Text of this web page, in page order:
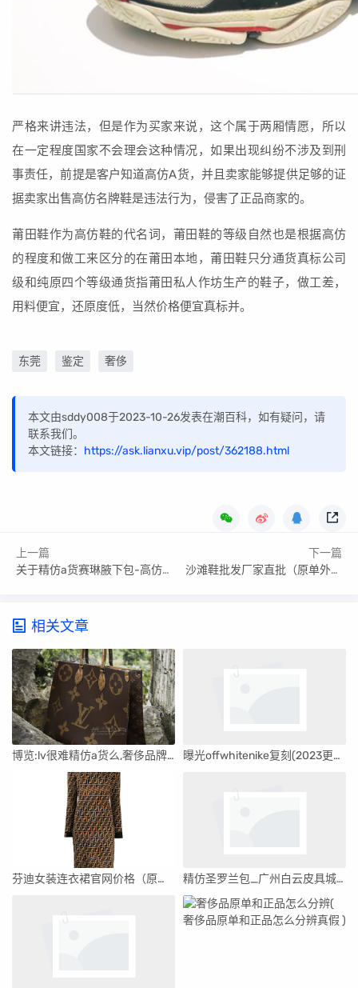
严格来讲违法，但是作为买家来说，这个属于两厢情愿，所以
在一定程度国家不会理会这种情况，如果出现纠纷不涉及到刑
事责任，前提是客户知道高仿A货，并且卖家能够提供足够的证
据卖家出售高仿名牌鞋是违法行为，侵害了正品商家的。
莆田鞋作为高仿鞋的代名词，莆田鞋的等级自然也是根据高仿
的程度和做工来区分的在莆田本地，莆田鞋只分通货真标公司
级和纯原四个等级通货指莆田私人作坊生产的鞋子，做工差，
用料便宜，还原度低，当然价格便宜真标并。
东莞 鉴定 奢侈
本文由sddy008于2023-10-26发表在潮百科，如有疑问，请
联系我们。
本文链接： https://ask.lianxu.vip/post/362188.html
上一篇
关于精仿a货赛琳腋下包-高仿赛琳包多少钱一个
下一篇
沙滩鞋批发厂家直批（原单外贸沙滩鞋）
相关文章
博览:lv很难精仿a货么,奢侈品牌知识大全 曝光offwhitenike复刻(2023更新中)
芬迪女装连衣裙官网价格（原单芬迪连衣裙） 精仿圣罗兰包_广州白云皮具城349档口